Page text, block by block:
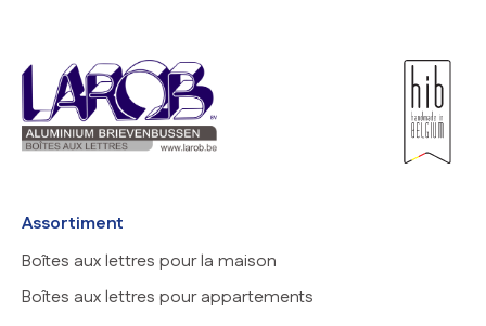
Assortiment
Boîtes aux lettres pour la maison
Boîtes aux lettres pour appartements